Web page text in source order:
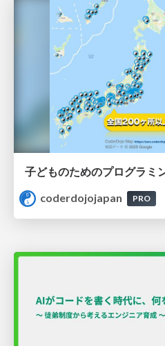
coderdojojapan
PRO